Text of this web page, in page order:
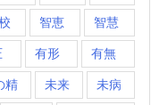
智恵 智慧
有形 有無
精 未来 未病